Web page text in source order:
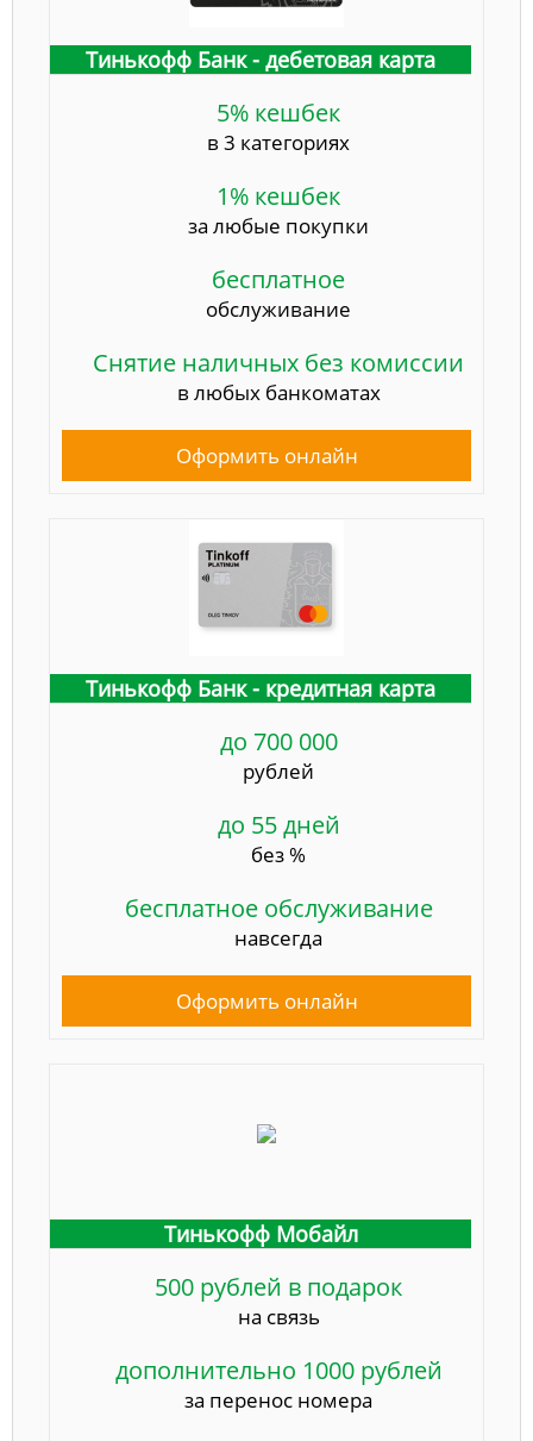
Тинькофф Банк - дебетовая карта
5% кешбек
в 3 категориях
1% кешбек
за любые покупки
бесплатное
обслуживание
Снятие наличных без комиссии
в любых банкоматах
Оформить онлайн
Тинькофф Банк - кредитная карта
до 700 000
рублей
до 55 дней
без %
бесплатное обслуживание
навсегда
Оформить онлайн
Тинькофф Мобайл
500 рублей в подарок
на связь
дополнительно 1000 рублей
за перенос номера